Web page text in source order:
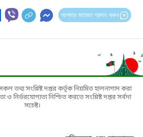
আপনার মতামত প্রদান করুন
তথ্য সংশ্লিষ্ট দপ্তর কর্তৃক নিয়মিত হালনাগাদ করা
ও নির্ভরযোগ্যতা নিশ্চিত করতে সংশ্লিষ্ট দপ্তর সর্বদা
সচেষ্ট।